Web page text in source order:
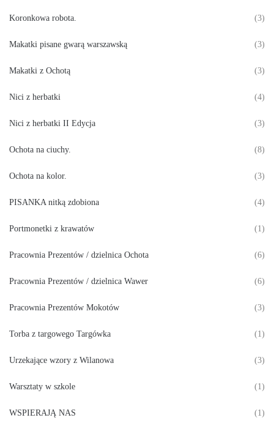
Koronkowa robota. (3)
Makatki pisane gwarą warszawską (3)
Makatki z Ochotą (3)
Nici z herbatki (4)
Nici z herbatki II Edycja (3)
Ochota na ciuchy. (8)
Ochota na kolor. (3)
PISANKA nitką zdobiona (4)
Portmonetki z krawatów (1)
Pracownia Prezentów / dzielnica Ochota (6)
Pracownia Prezentów / dzielnica Wawer (6)
Pracownia Prezentów Mokotów (3)
Torba z targowego Targówka (1)
Urzekające wzory z Wilanowa (3)
Warsztaty w szkole (1)
WSPIERAJĄ NAS (1)